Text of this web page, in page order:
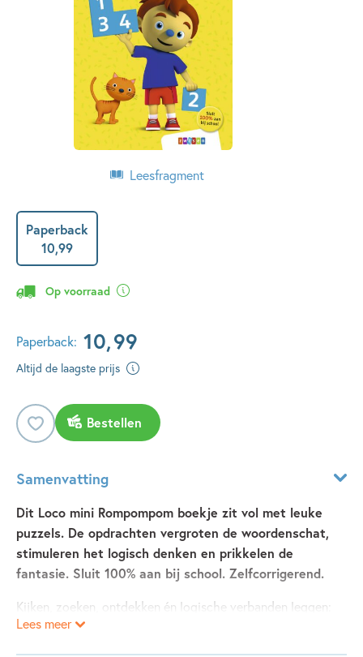
Leesfragment
Paperback
10,99
Op voorraad
Paperback: 10,99
Altijd de laagste prijs
Bestellen
Samenvatting
Dit Loco mini Rompompom boekje zit vol met leuke
puzzels. De opdrachten vergroten de woordenschat,
stimuleren het logisch denken en prikkelen de
fantasie. Sluit 100% aan bij school. Zelfcorrigerend.
Kijken, zoeken, ontdekken én logische verbanden leggen:
dat leren kinderen met dit Loco mini oefenboekje. De
Lees meer